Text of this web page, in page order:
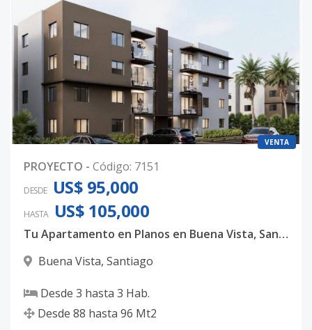
VENTA
PROYECTO - Código: 7151
DESDE US$ 95,000
HASTA US$ 105,000
Tu Apartamento en Planos en Buena Vista, Santiago | Desde US$66,000 🏗️✨
Buena Vista, Santiago
Desde 3 hasta 3 Hab.
Desde 88 hasta 96 Mt2